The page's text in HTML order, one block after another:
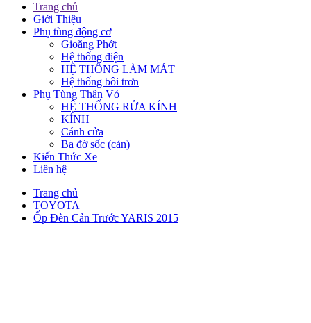
Trang chủ
Giới Thiệu
Phụ tùng động cơ
Gioăng Phớt
Hệ thống điện
HỆ THỐNG LÀM MÁT
Hệ thống bôi trơn
Phụ Tùng Thân Vỏ
HỆ THỐNG RỬA KÍNH
KÍNH
Cánh cửa
Ba đờ sốc (cản)
Kiến Thức Xe
Liên hệ
Trang chủ
TOYOTA
Ốp Đèn Cản Trước YARIS 2015